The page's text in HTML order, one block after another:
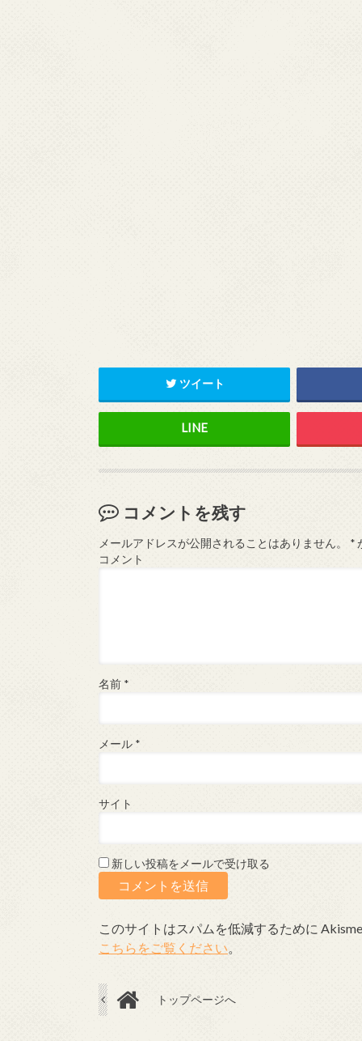
ツイート
コメントを残す
メールアドレスが公開されることはありません。 *
コメント
名前 *
メール *
サイト
新しい投稿をメールで受け取る
このサイトはスパムを低減するために
こちらをご覧ください。
トップページへ